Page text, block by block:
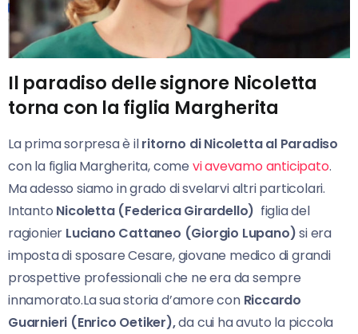
Il paradiso delle signore Nicoletta
torna con la figlia Margherita
La prima sorpresa è ilritorno di Nicoletta al Paradiso
con la figlia Margherita, come vi avevamo anticipato.
Ma adesso siamo in grado di svelarvi altri particolari.
Intanto Nicoletta (Federica Girardello) figlia del
ragionier Luciano Cattaneo (Giorgio Lupano)si era
imposta di sposare Cesare, giovane medico di grandi
prospettive professionali che ne era da sempre
innamorato.La sua storia d’amore con Riccardo
Guarnieri (Enrico Oetiker),da cui ha avuto la piccola